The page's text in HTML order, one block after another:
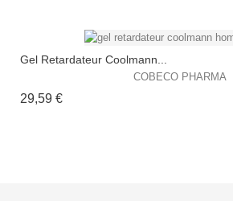
Gel Retardateur Coolmann...
COBECO PHARMA
29,59 €Prix